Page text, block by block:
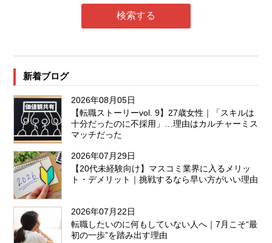
新着ブログ
2026年08月05日
【転職ストーリーvol. 9】27歳女性｜「スキルは
十分だったのに不採用」…理由はカルチャーミス
マッチだった
2026年07月29日
【20代未経験向け】マスコミ業界に入るメリッ
ト・デメリット｜挑戦するなら早い方がいい理由
2026年07月22日
転職したいのに何もしていない人へ｜7月こそ“最
初の一歩”を踏み出す理由